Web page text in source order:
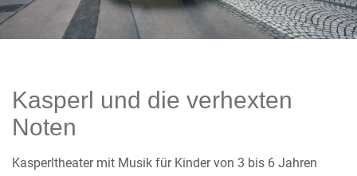
Kasperl und die verhexten
Noten
Kasperltheater mit Musik für Kinder von 3 bis 6 Jahren